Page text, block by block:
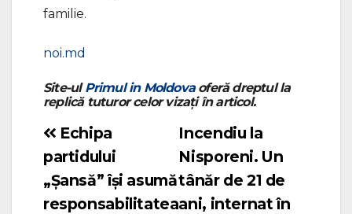
familie.
noi.md
Site-ulPrimul in Moldovaoferă dreptul la
replică tuturor celor vizați în articol.
Navigare
în
Incendiu la
Nisporeni. Un
tânăr de 21 de
ani, internat în
Echipa
partidului
„Șansă” își asumă
responsabilitatea